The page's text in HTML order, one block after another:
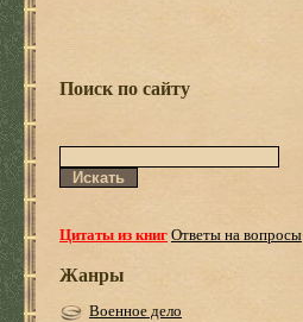
Поиск по сайту
Цитаты из книгОтветы на вопросы
Жанры
Военное дело